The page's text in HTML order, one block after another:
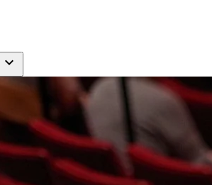
keyboard_arrow_down